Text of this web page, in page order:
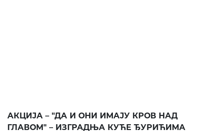
АКЦИЈА – "ДА И ОНИ ИМАЈУ КРОВ НАД
ГЛАВОМ" – ИЗГРАДЊА КУЋЕ ЂУРИЋИМА